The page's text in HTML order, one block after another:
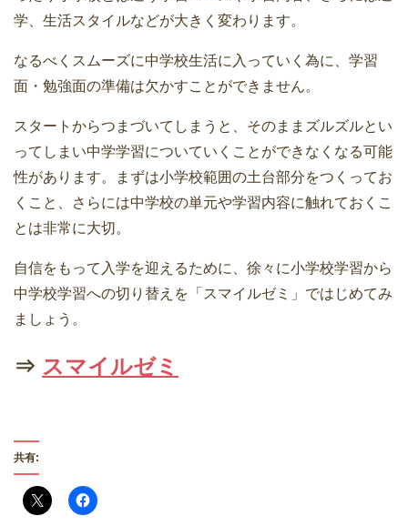
学、生活スタイルなどが大きく変わります。
なるべくスムーズに中学校生活に入っていく為に、学習
面・勉強面の準備は欠かすことができません。
スタートからつまづいてしまうと、そのままズルズルとい
ってしまい中学学習についていくことができなくなる可能
性があります。まずは小学校範囲の土台部分をつくってお
くこと、さらには中学校の単元や学習内容に触れておくこ
とは非常に大切。
自信をもって入学を迎えるために、徐々に小学校学習から
中学校学習への切り替えを「スマイルゼミ」ではじめてみ
ましょう。
⇒ スマイルゼミ
共有: